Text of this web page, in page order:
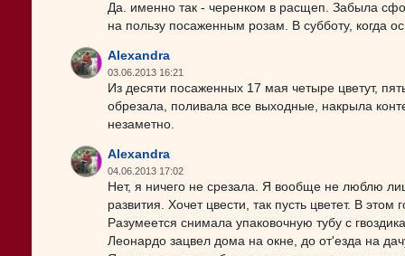
Да. именно так - черенком в расщеп. Забыла
на пользу посаженным розам. В субботу, когда
Alexandra
03.06.2013 16:21
Из десяти посаженных 17 мая четыре цветут,
обрезала, поливала все выходные, накрыла
незаметно.
Alexandra
04.06.2013 17:02
Нет, я ничего не срезала. Я вообще не люблю
развития. Хочет цвести, так пусть цветет. В
Разумеется снимала упаковочную тубу с
Леонардо зацвел дома на окне, до от'езда на